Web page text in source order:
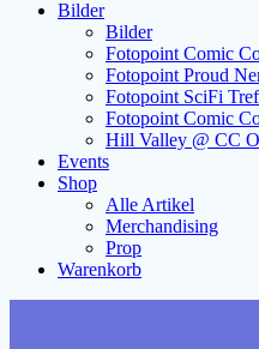
Bilder
Bilder
Fotopoint Comic
Fotopoint Proud
Fotopoint SciFi
Fotopoint Comic
Hill Valley @ CC
Events
Shop
Alle Artikel
Merchandising
Prop
Warenkorb